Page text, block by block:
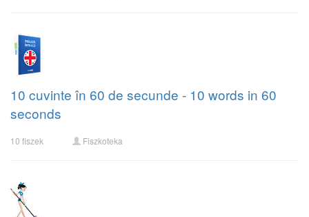
10 cuvinte în 60 de secunde - 10 words in 60
seconds
10 fiszek Fiszkoteka